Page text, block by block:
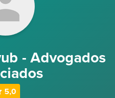
- Advogados
5,0